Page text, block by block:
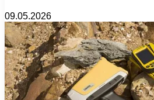
09.05.2026